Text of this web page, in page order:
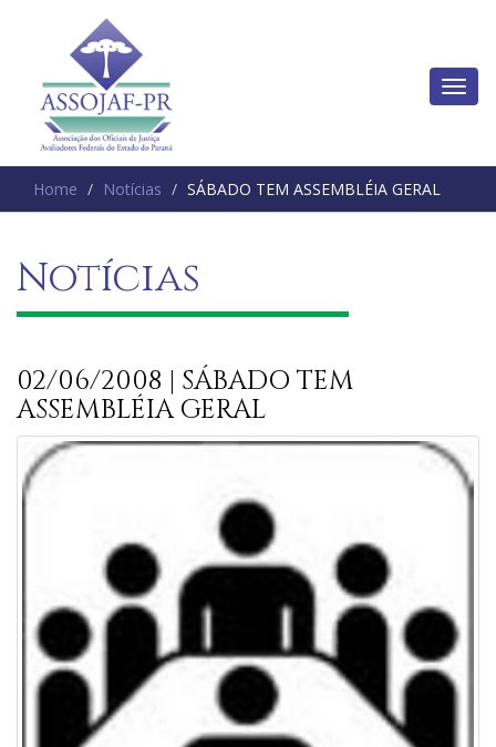
Home Notícias SÁBADO TEM ASSEMBLÉIA GERAL
Notícias
02/06/2008 | SÁBADO TEM
ASSEMBLÉIA GERAL